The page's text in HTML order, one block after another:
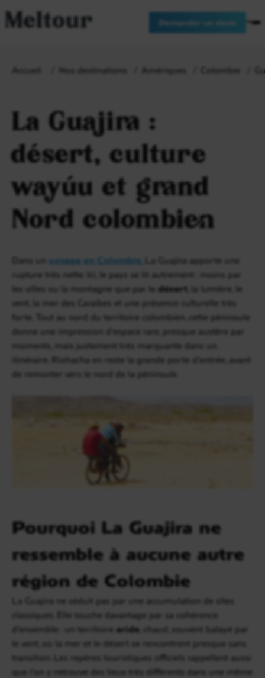
Meltour Demander un devis
Accueil Nos destinations Amériques Colombie
La Guajira :
désert, culture
wayúu et grand
Nord colombien
Dans un voyage en Colombie , La Guajira apporte une
rupture très nette. Ici, le pays se lit autrement : moins par
les villes ou la montagne que par le désert , la lumière, le
vent, la mer des Caraïbes et une présence culturelle très
forte. Tout au nord du territoire colombien, cette péninsule
donne une impression d’espace rare, presque austère par
moments, mais justement très marquante dans un
itinéraire. Riohacha en reste la grande porte d’entrée, avant
de remonter vers le nord de la péninsule.
Pourquoi La Guajira ne
ressemble à aucune autre
région de Colombie
La Guajira ne séduit pas par une accumulation de sites
classiques. Elle touche davantage par sa cohérence
d’ensemble : un territoire aride , chaud, souvent balayé par
le vent, où la mer et le désert se rencontrent presque sans
transition. Les repères touristiques officiels rappellent aussi
que l’on y retrouve des lieux très différents dans une même